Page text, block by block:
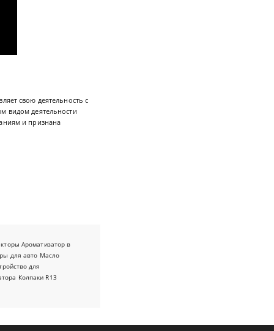
свою деятельность с
видом деятельности
и признана
Ароматизатор в
для авто Масло
для
Колпаки R13